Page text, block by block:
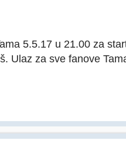
5.5.17 u 21.00 za
Ulaz za sve fanove